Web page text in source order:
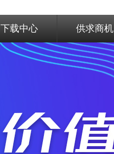
下载中心 供求商机